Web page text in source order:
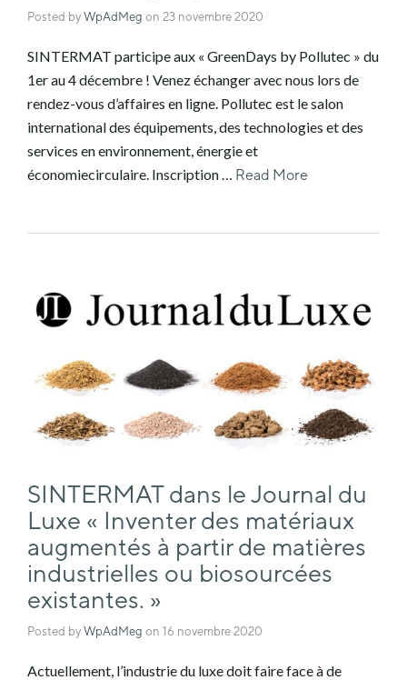
Posted by WpAdMeg on 23 novembre 2020
SINTERMAT participe aux « GreenDays by Pollutec » du
1er au 4 décembre ! Venez échanger avec nous lors de
rendez-vous d’affaires en ligne. Pollutec est le salon
international des équipements, des technologies et des
services en environnement, énergie et
économiecirculaire. Inscription … Read More
SINTERMAT dans le Journal du
Luxe « Inventer des matériaux
augmentés à partir de matières
industrielles ou biosourcées
existantes. »
Posted by WpAdMeg on 16 novembre 2020
Actuellement, l’industrie du luxe doit faire face à de